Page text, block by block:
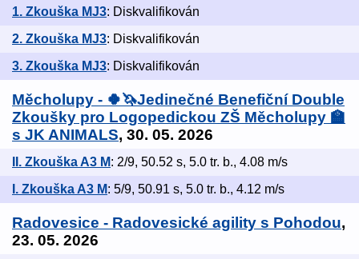
1. Zkouška MJ3: Diskvalifikován
2. Zkouška MJ3: Diskvalifikován
3. Zkouška MJ3: Diskvalifikován
Měcholupy - 🍀🦄Jedinečné Benefiční Double
Zkoušky pro Logopedickou ZŠ Měcholupy 🏫
s JK ANIMALS, 30. 05. 2026
II. Zkouška A3 M: 2/9, 50.52 s, 5.0 tr. b., 4.08 m/s
I. Zkouška A3 M: 5/9, 50.91 s, 5.0 tr. b., 4.12 m/s
Radovesice - Radovesické agility s Pohodou,
23. 05. 2026